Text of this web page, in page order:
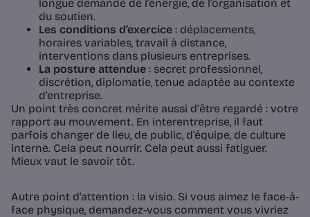
longue demande de l’énergie, de l’organisation et
du soutien.
Les conditions d’exercice : déplacements,
horaires variables, travail à distance,
interventions dans plusieurs entreprises.
La posture attendue : secret professionnel,
discrétion, diplomatie, tenue adaptée au contexte
d’entreprise.
Un point très concret mérite aussi d’être regardé : votre
rapport au mouvement. En interentreprise, il faut
parfois changer de lieu, de public, d’équipe, de culture
interne. Cela peut nourrir. Cela peut aussi fatiguer.
Mieux vaut le savoir tôt.
Autre point d’attention : la visio. Si vous aimez le face-à-
face physique, demandez-vous comment vous vivriez